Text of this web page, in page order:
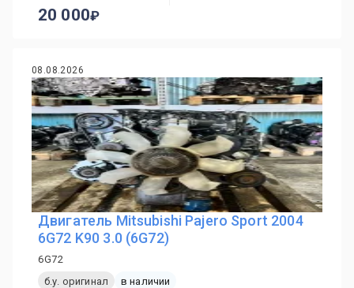
20 000
08.08.2026
Двигатель Mitsubishi Pajero Sport 2004
6G72 K90 3.0 (6G72)
6G72
б.у. оригинал
в наличии